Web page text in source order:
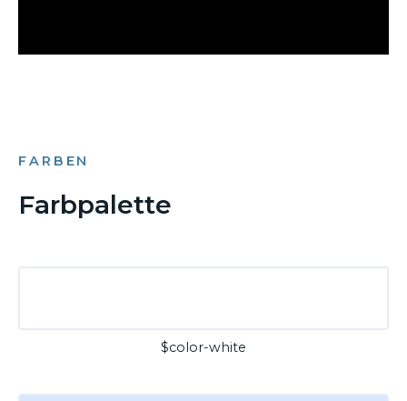
FARBEN
Farbpalette
$color-white